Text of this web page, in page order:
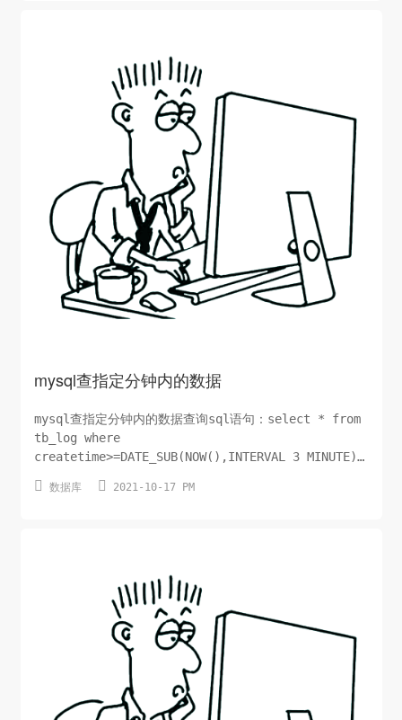
mysql查指定分钟内的数据
mysql查指定分钟内的数据查询sql语句：select * from
tb_log where
createtime>=DATE_SUB(NOW(),INTERVAL 3 MINUTE);
时间3、DATE_SUB函数 定义和用法：从日期减去指定的时
 数据库  2021-10-17 PM